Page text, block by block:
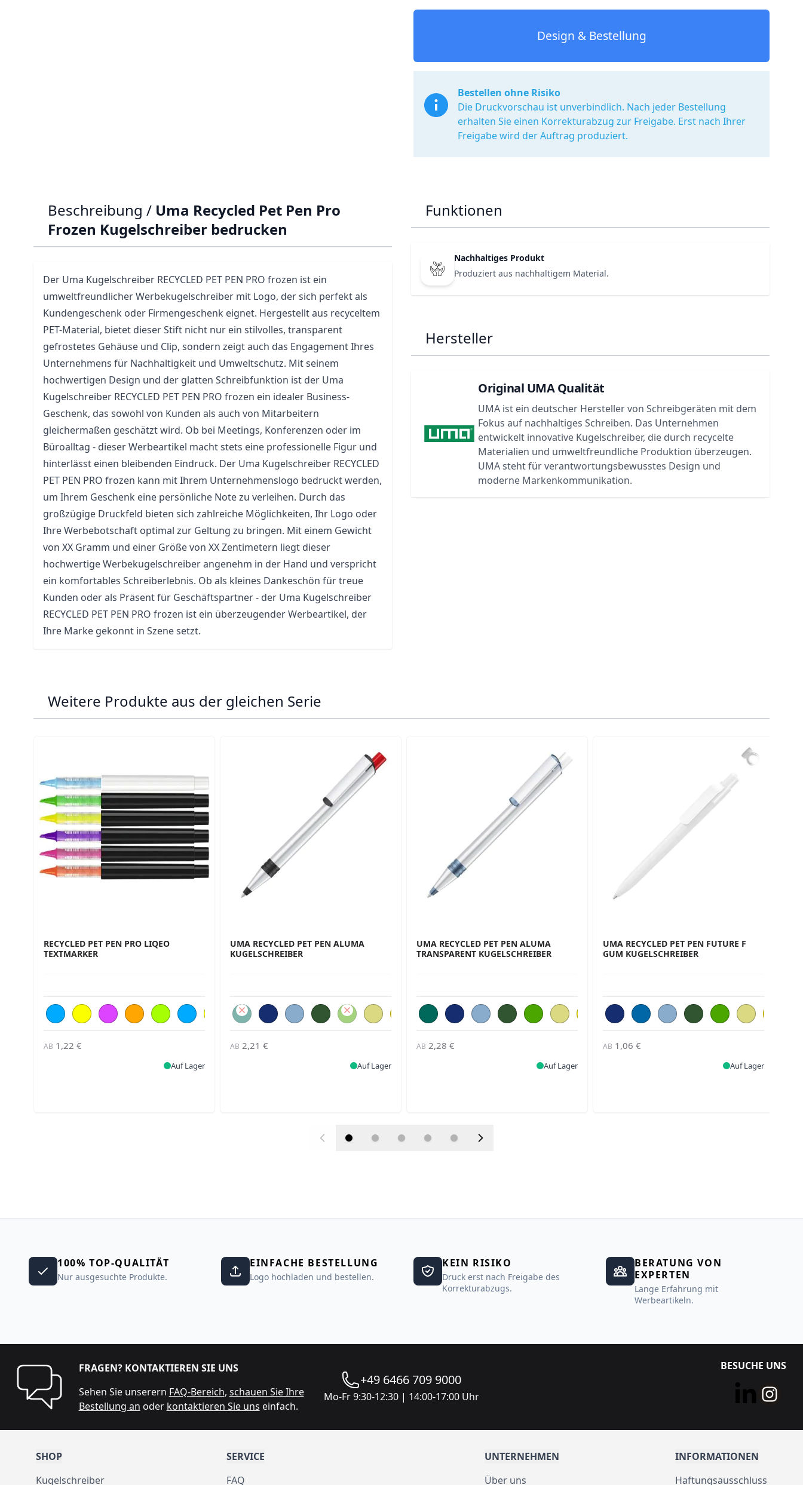
Design & Bestellung
Bestellen ohne Risiko
Die Druckvorschau ist unverbindlich. Nach jeder Bestellung
erhalten Sie einen Korrekturabzug zur Freigabe. Erst nach Ihrer
Freigabe wird der Auftrag produziert.
Beschreibung / Uma Recycled Pet Pen Pro
Frozen Kugelschreiber bedrucken
Der Uma Kugelschreiber RECYCLED PET PEN PRO frozen ist ein
umweltfreundlicher Werbekugelschreiber mit Logo, der sich perfekt als
Kundengeschenk oder Firmengeschenk eignet. Hergestellt aus recyceltem
PET-Material, bietet dieserStift nicht nur ein stilvolles, transparent
gefrostetes Gehäuse und Clip, sondern zeigt auch das Engagement Ihres
Unternehmens für Nachhaltigkeit und Umweltschutz. Mit seinem
hochwertigen Design und der glatten Schreibfunktion ist der Uma
Kugelschreiber RECYCLED PET PEN PRO frozen ein idealer Business-
Geschenk, das sowohl von Kunden als auch von Mitarbeitern
gleichermaßen geschätzt wird. Ob bei Meetings, Konferenzen oder im
Büroalltag - dieser Werbeartikel macht stets eine professionelle Figur und
hinterlässt einen bleibenden Eindruck. Der Uma Kugelschreiber RECYCLED
PET PEN PRO frozen kann mit Ihrem Unternehmenslogo bedruckt werden,
um Ihrem Geschenk eine persönliche Note zu verleihen. Durch das
großzügige Druckfeld bieten sich zahlreiche Möglichkeiten, Ihr Logo oder
Ihre Werbebotschaft optimal zur Geltung zu bringen. Mit einem Gewicht
von XX Gramm und einer Größe von XX Zentimetern liegt dieser
hochwertige Werbekugelschreiber angenehm in der Hand und verspricht
ein komfortables Schreiberlebnis. Ob als kleines Dankeschön für treue
Kunden oder als Präsent für Geschäftspartner - der Uma Kugelschreiber
RECYCLED PET PEN PRO frozen ist ein überzeugender Werbeartikel, der
Ihre Marke gekonnt in Szene setzt.
Funktionen
Nachhaltiges Produkt
Produziert aus nachhaltigem Material.
Hersteller
Original UMA Qualität
UMA ist ein deutscher Hersteller von Schreibgeräten mit dem
Fokus auf nachhaltiges Schreiben. Das Unternehmen
entwickelt innovative Kugelschreiber, die durch recycelte
Materialien und umweltfreundliche Produktion überzeugen.
UMA steht für verantwortungsbewusstes Design und
moderne Markenkommunikation.
Weitere Produkte aus der gleichen Serie
RECYCLED PET PEN PRO LIQEO
TEXTMARKER
AB 1,22 €
Auf Lager
UMA RECYCLED PET PEN ALUMA
KUGELSCHREIBER
AB 2,21 €
Auf Lager
UMA RECYCLED PET PEN ALUMA
TRANSPARENT KUGELSCHREIBER
AB 2,28 €
Auf Lager
UMA RECYCLED PET PEN FUTURE F
GUM KUGELSCHREIBER
AB 1,06 €
Auf Lager
100% TOP-QUALITÄT
Nur ausgesuchte Produkte.
EINFACHE BESTELLUNG
Logo hochladen und bestellen.
KEIN RISIKO
Druck erst nach Freigabe des
Korrekturabzugs.
BERATUNG VON
EXPERTEN
Lange Erfahrung mit
Werbeartikeln.
FRAGEN? KONTAKTIEREN SIE UNS
Sehen Sie unserern FAQ-Bereich, schauen Sie Ihre
Bestellung an oder kontaktieren Sie uns einfach.
+49 6466 709 9000
Mo-Fr 9:30-12:30 | 14:00-17:00 Uhr
BESUCHE UNS
SHOP
Kugelschreiber
SERVICE
FAQ
UNTERNEHMEN
Über uns
INFORMATIONEN
Haftungsausschluss